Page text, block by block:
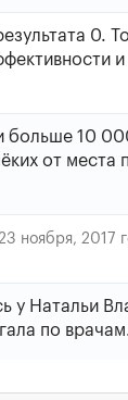
0.
больше 10
от места
ноября, 2017
у Натальи
по